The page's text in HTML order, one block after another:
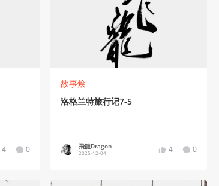
4 0
故事烩
洛格兰特旅行记7-5
飛龍Dragon
2025-12-04 4 0